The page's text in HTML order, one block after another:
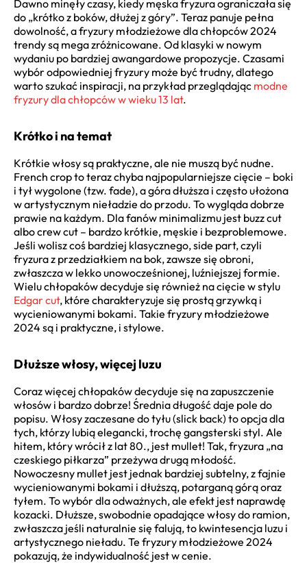
Dawno minęły czasy, kiedy męska fryzura ograniczała się
do „krótko z boków, dłużej z góry”. Teraz panuje pełna
dowolność, a fryzury młodzieżowe dla chłopców 2024
trendy są mega zróżnicowane. Od klasyki w nowym
wydaniu po bardziej awangardowe propozycje. Czasami
wybór odpowiedniej fryzury może być trudny, dlatego
warto szukać inspiracji, na przykład przeglądając modne
fryzury dla chłopców w wieku 13 lat.
Krótko i na temat
Krótkie włosy są praktyczne, ale nie muszą być nudne.
French crop to teraz chyba najpopularniejsze cięcie – boki
i tył wygolone (tzw. fade), a góra dłuższa i często ułożona
w artystycznym nieładzie do przodu. To wygląda dobrze
prawie na każdym. Dla fanów minimalizmu jest buzz cut
albo crew cut – bardzo krótkie, męskie i bezproblemowe.
Jeśli wolisz coś bardziej klasycznego, side part, czyli
fryzura z przedziałkiem na bok, zawsze się obroni,
zwłaszcza w lekko unowocześnionej, luźniejszej formie.
Wielu chłopaków decyduje się również na cięcie w stylu
Edgar cut, które charakteryzuje się prostą grzywką i
wycieniowanymi bokami. Takie fryzury młodzieżowe
2024 są i praktyczne, i stylowe.
Dłuższe włosy, więcej luzu
Coraz więcej chłopaków decyduje się na zapuszczenie
włosów i bardzo dobrze! Średnia długość daje pole do
popisu. Włosy zaczesane do tyłu (slick back) to opcja dla
tych, którzy lubią elegancki, trochę gangsterski styl. Ale
hitem, który wrócił z lat 80., jest mullet! Tak, fryzura „na
czeskiego piłkarza” przeżywa drugą młodość.
Nowoczesny mullet jest jednak bardziej subtelny, z fajnie
wycieniowanymi bokami i dłuższą, potarganą górą oraz
tyłem. To wybór dla odważnych, ale efekt jest naprawdę
kozacki. Dłuższe, swobodnie opadające włosy do ramion,
zwłaszcza jeśli naturalnie się falują, to kwintesencja luzu i
artystycznego nieładu. Te fryzury młodzieżowe 2024
pokazują, że indywidualność jest w cenie.